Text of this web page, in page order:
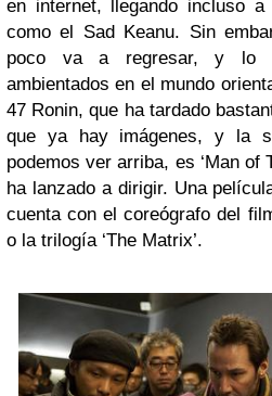
en internet, llegando incluso
como el Sad Keanu. Sin
poco va a regresar, y lo
ambientados en el mundo
47 Ronin, que ha tardado
que ya hay imágenes, y la
podemos ver arriba, es ‘Man of
ha lanzado a dirigir. Una
cuenta con el coreógrafo del
o la trilogía ‘The Matrix’.